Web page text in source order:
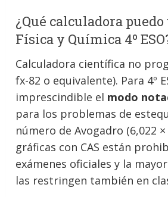
¿Qué calculadora
Física y Química 4º
Calculadora científica no
fx-82 o equivalente). Para 4º
imprescindible el modo
para los problemas de
número de Avogadro (6,022 ×
gráficas con CAS están
exámenes oficiales y la
las restringen también en